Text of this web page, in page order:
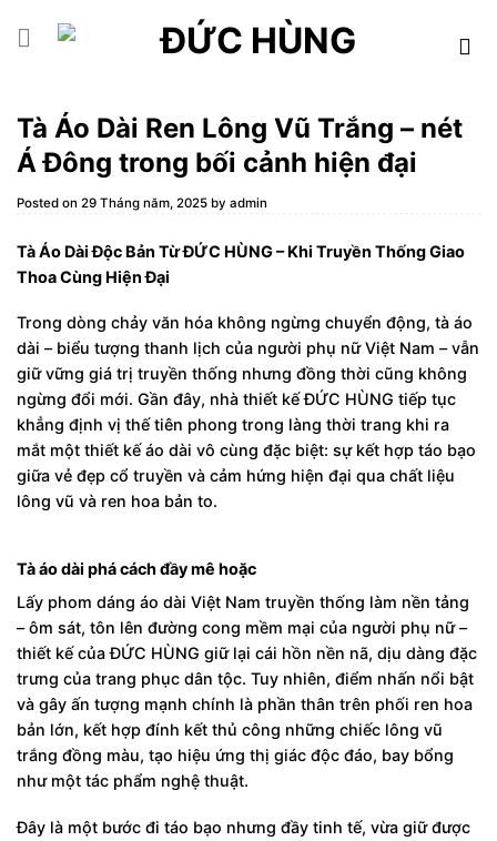
Tà Áo Dài Ren Lông Vũ Trắng – nét
Á Đông trong bối cảnh hiện đại
Posted on 29 Tháng năm, 2025 by admin
Tà Áo Dài Độc Bản Từ ĐỨC HÙNG – Khi Truyền Thống Giao
Thoa Cùng Hiện Đại
Trong dòng chảy văn hóa không ngừng chuyển động, tà áo
dài – biểu tượng thanh lịch của người phụ nữ Việt Nam – vẫn
giữ vững giá trị truyền thống nhưng đồng thời cũng không
ngừng đổi mới. Gần đây, nhà thiết kế ĐỨC HÙNG tiếp tục
khẳng định vị thế tiên phong trong làng thời trang khi ra
mắt một thiết kế áo dài vô cùng đặc biệt: sự kết hợp táo bạo
giữa vẻ đẹp cổ truyền và cảm hứng hiện đại qua chất liệu
lông vũ và ren hoa bản to.
Tà áo dài phá cách đầy mê hoặc
Lấy phom dáng áo dài Việt Nam truyền thống làm nền tảng
– ôm sát, tôn lên đường cong mềm mại của người phụ nữ –
thiết kế của ĐỨC HÙNG giữ lại cái hồn nền nã, dịu dàng đặc
trưng của trang phục dân tộc. Tuy nhiên, điểm nhấn nổi bật
và gây ấn tượng mạnh chính là phần thân trên phối ren hoa
bản lớn, kết hợp đính kết thủ công những chiếc lông vũ
trắng đồng màu, tạo hiệu ứng thị giác độc đáo, bay bổng
như một tác phẩm nghệ thuật.
Đây là một bước đi táo bạo nhưng đầy tinh tế, vừa giữ được